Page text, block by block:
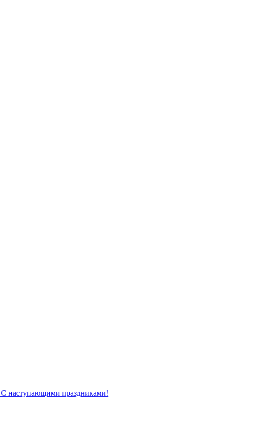
С наступающими праздниками!